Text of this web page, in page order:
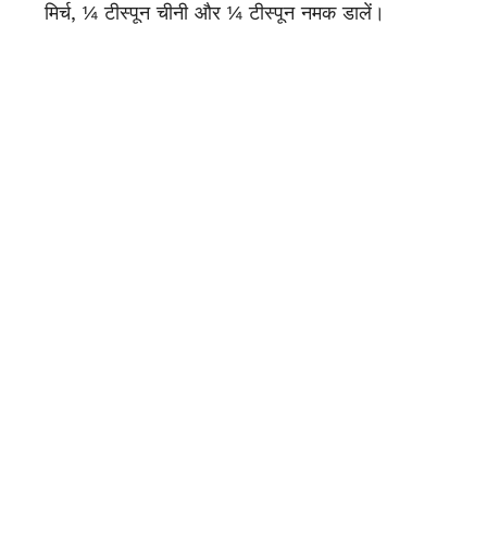
मिर्च, ¼ टीस्पून चीनी और ¼ टीस्पून नमक डालें।